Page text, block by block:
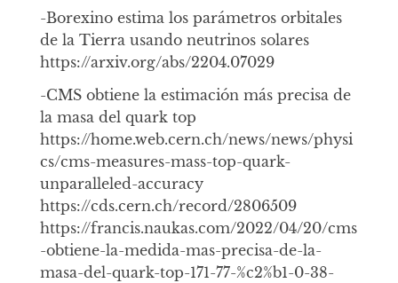
-Borexino estima los parámetros orbitales
de la Tierra usando neutrinos solares
https://arxiv.org/abs/2204.07029
-CMS obtiene la estimación más precisa de
la masa del quark top
https://home.web.cern.ch/news/news/physi
cs/cms-measures-mass-top-quark-
unparalleled-accuracy
https://cds.cern.ch/record/2806509
https://francis.naukas.com/2022/04/20/cms
-obtiene-la-medida-mas-precisa-de-la-
masa-del-quark-top-171-77-%c2%b1-0-38-